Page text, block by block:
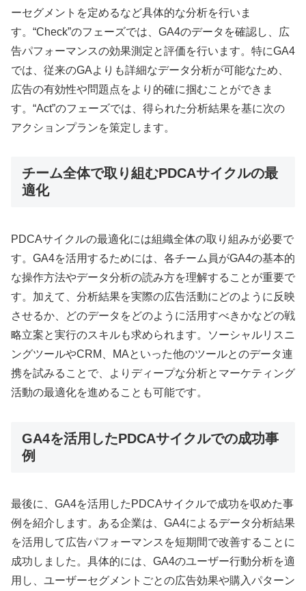
ーセグメントを定めるなど具体的な分析を行いま
す。“Check”のフェーズでは、GA4のデータを確認し、広
告パフォーマンスの効果測定と評価を行います。特にGA4
では、従来のGAよりも詳細なデータ分析が可能なため、
広告の有効性や問題点をより的確に掴むことができま
す。“Act”のフェーズでは、得られた分析結果を基に次の
アクションプランを策定します。
チーム全体で取り組むPDCAサイクルの最
適化
PDCAサイクルの最適化には組織全体の取り組みが必要で
す。GA4を活用するためには、各チーム員がGA4の基本的
な操作方法やデータ分析の読み方を理解することが重要で
す。加えて、分析結果を実際の広告活動にどのように反映
させるか、どのデータをどのように活用すべきかなどの戦
略立案と実行のスキルも求められます。ソーシャルリスニ
ングツールやCRM、MAといった他のツールとのデータ連
携を試みることで、よりディープな分析とマーケティング
活動の最適化を進めることも可能です。
GA4を活用したPDCAサイクルでの成功事
例
最後に、GA4を活用したPDCAサイクルで成功を収めた事
例を紹介します。ある企業は、GA4によるデータ分析結果
を活用して広告パフォーマンスを短期間で改善することに
成功しました。具体的には、GA4のユーザー行動分析を適
用し、ユーザーセグメントごとの広告効果や購入パターン